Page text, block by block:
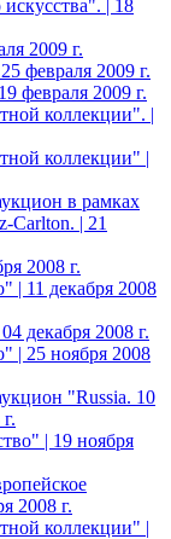
| 18
2009 г.
февраля 2009 г.
февраля 2009 г.
коллекции". |
коллекции" |
в рамках
Carlton. | 21
2008 г.
| 11 декабря 2008
декабря 2008 г.
| 25 ноября 2008
"Russia. 10
| 19 ноября
2008 г.
коллекции" |